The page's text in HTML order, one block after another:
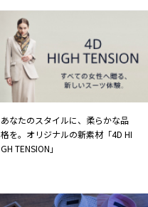
あなたのスタイルに、柔らかな品
格を。オリジナルの新素材「4D HI
GH TENSION」